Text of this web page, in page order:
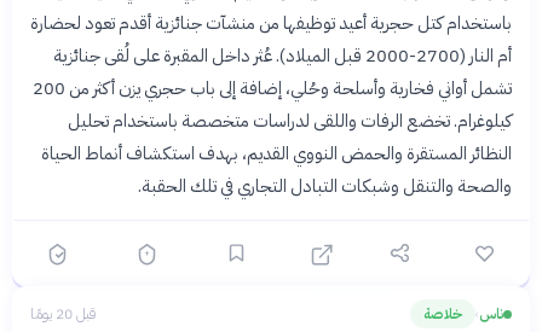
باستخدام كتل حجرية أعيد توظيفها من منشآت جنائزية أقدم تعود لحضارة
أم النار (2700-2000 قبل الميلاد). عُثر داخل المقبرة على لُقى جنائزية
تشمل أواني فخارية وأسلحة وحُلي، إضافة إلى باب حجري يزن أكثر من 200
كيلوغرام. تخضع الرفات واللقى لدراسات متخصصة باستخدام تحليل
النظائر المستقرة والحمض النووي القديم، بهدف استكشاف أنماط الحياة
والصحة والتنقل وشبكات التبادل التجاري في تلك الحقبة.
ناس› خلاصة قبل 20 يومًا